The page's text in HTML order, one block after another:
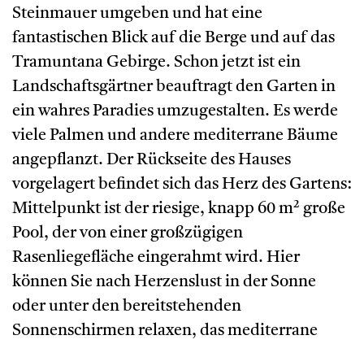
Steinmauer umgeben und hat eine
fantastischen Blick auf die Berge und auf das
Tramuntana Gebirge. Schon jetzt ist ein
Landschaftsgärtner beauftragt den Garten in
ein wahres Paradies umzugestalten. Es werde
viele Palmen und andere mediterrane Bäume
angepflanzt. Der Rückseite des Hauses
vorgelagert befindet sich das Herz des Gartens:
Mittelpunkt ist der riesige, knapp 60 m² große
Pool, der von einer großzügigen
Rasenliegefläche eingerahmt wird. Hier
können Sie nach Herzenslust in der Sonne
oder unter den bereitstehenden
Sonnenschirmen relaxen, das mediterrane